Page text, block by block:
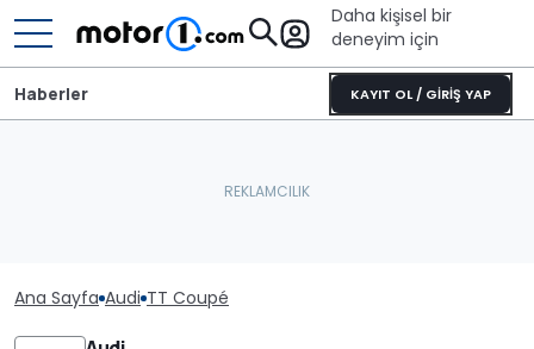
Daha kişisel bir
deneyim için
KAYIT OL / GİRİŞ YAP
Haberler
Ana Sayfa Audi TT Coupé